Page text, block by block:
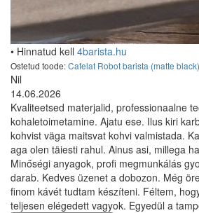
• Hinnatud kell 4barista.hu
Ostetud toode:Cafelat Robot barista (matte black)
Nil
14.06.2026
Kvaliteetsed materjalid, professionaalne
kohaletoimetamine. Ajatu ese. Ilus kiri
kohvist väga maitsvat kohvi valmistada.
aga olen täiesti rahul. Ainus asi, millega
Minőségi anyagok, profi megmunkálás
darab. Kedves üzenet a dobozon. Még
finom kávét tudtam készíteni. Féltem,
teljesen elégedett vagyok. Egyedül a